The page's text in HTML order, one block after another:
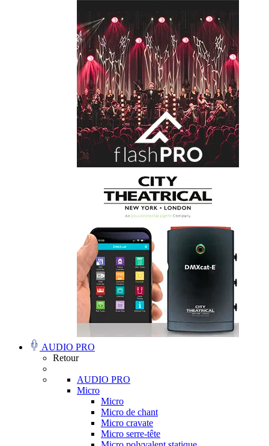
AUDIO PRO
Retour
AUDIO PRO
Micro
Micro
Micro de chant
Micro cravate
Micro serre-tête